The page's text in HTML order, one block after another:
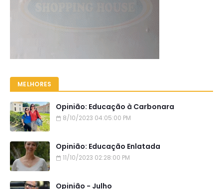
MELHORES
Opinião: Educação à Carbonara
8/10/2023 04:05:00 PM
Opinião: Educação Enlatada
11/10/2023 02:28:00 PM
Opinião - Julho